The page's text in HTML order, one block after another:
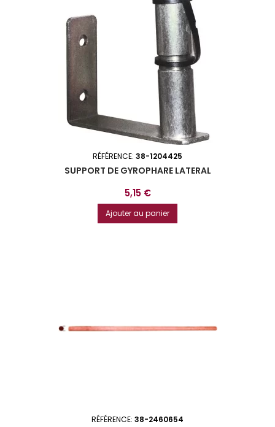
RÉFÉRENCE: 38-1204425
SUPPORT DE GYROPHARE LATERAL
Prix
5,15 €
Ajouter au panier
RÉFÉRENCE: 38-2460654